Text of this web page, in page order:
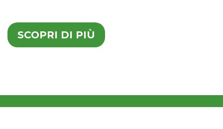
SCOPRI DI PIÙ